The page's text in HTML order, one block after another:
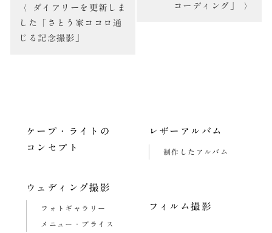
ビ
ダイアリーを更新しま
した「さとう家ココロ通
じる記念撮影」
コーディング」
ケープ・ライトの
コンセプト
ウェディング撮影
フォトギャラリー
メニュー・プライス
レザーアルバム
制作したアルバム
フィルム撮影